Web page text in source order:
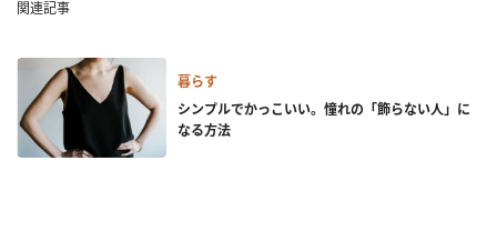
関連記事
暮らす
シンプルでかっこいい。憧れの「飾らない人」に
なる方法